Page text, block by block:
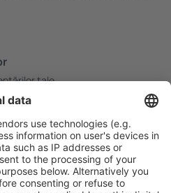
tale.
opțiune gratuită de anulare.
mult